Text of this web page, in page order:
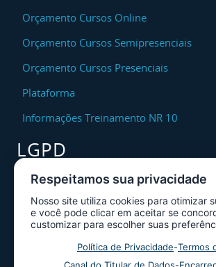
Orçamento Cursos Online
Orçamento Cursos Semipresenciais
Orçamento Cursos Presenciais
Plataforma
Informações Treinamento NR 10
LGPD
Encarregado DPO
Canal de Atendimento ao Titular dos
Dados
Política de Privacidade
Respeitamos sua privacidade
Nosso site utiliza cookies para otimizar
e você pode clicar em aceitar se
customizar para escolher suas
Política de Privacidade-Termos